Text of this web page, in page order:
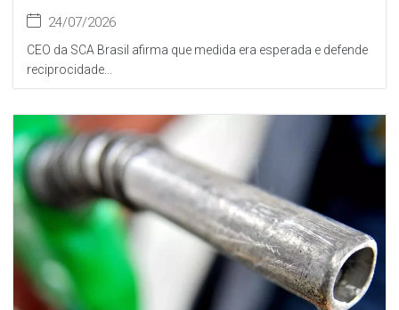
24/07/2026
CEO da SCA Brasil afirma que medida era esperada e defende
reciprocidade...